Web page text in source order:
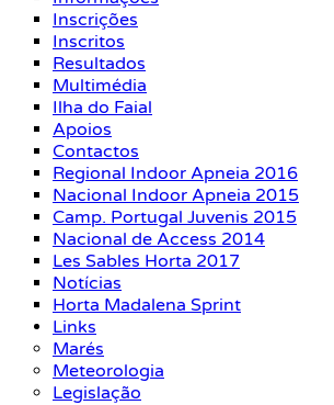
Inscrições
Inscritos
Resultados
Multimédia
Ilha do Faial
Apoios
Contactos
Regional Indoor Apneia 2016
Nacional Indoor Apneia 2015
Camp. Portugal Juvenis 2015
Nacional de Access 2014
Les Sables Horta 2017
Notícias
Horta Madalena Sprint
Links
Marés
Meteorologia
Legislação